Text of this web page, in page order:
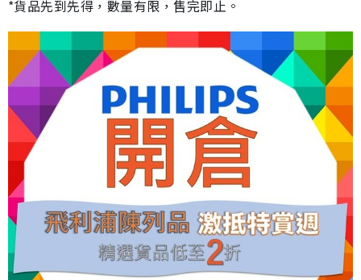
*貨品先到先得，數量有限，售完即止。